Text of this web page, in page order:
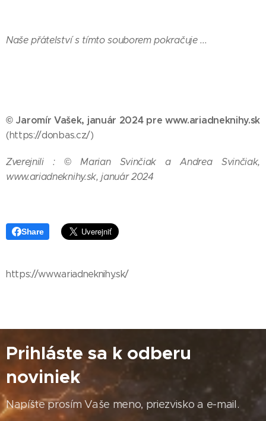
Naše přátelství s tímto souborem pokračuje ...
© Jaromír Vašek, január 2024 pre www.ariadneknihy.sk
(https://donbas.cz/)
Zverejnili : © Marian Svinčiak a Andrea Svinčiak,
www.ariadneknihy.sk, január 2024
Share
https://www.ariadneknihy.sk/
Prihláste sa k odberu
noviniek
Napíšte prosím Vaše meno, priezvisko a e-mail.